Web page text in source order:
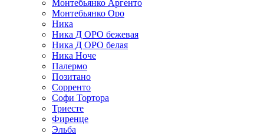
Монтебьянко Аргенто
Монтебьянко Оро
Ника
Ника Д ОРО бежевая
Ника Д ОРО белая
Ника Ноче
Палермо
Позитано
Сорренто
Софи Тортора
Триесте
Фиренце
Эльба